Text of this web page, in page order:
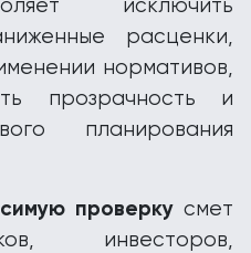
исключить
расценки,
нормативов,
прозрачность и
планирования
проверкусмет
инвесторов,